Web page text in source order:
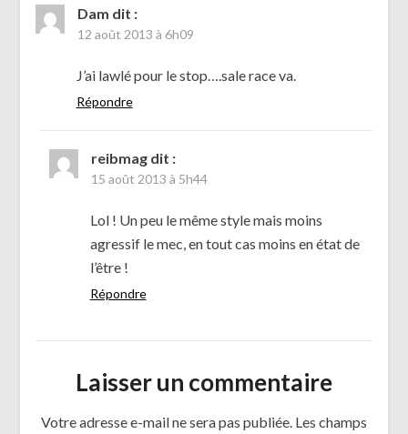
Dam dit :
12 août 2013 à 6h09
J’ai lawlé pour le stop….sale race va.
Répondre
reibmag dit :
15 août 2013 à 5h44
Lol ! Un peu le même style mais moins
agressif le mec, en tout cas moins en état de
l’être !
Répondre
Laisser un commentaire
Votre adresse e-mail ne sera pas publiée. Les champs